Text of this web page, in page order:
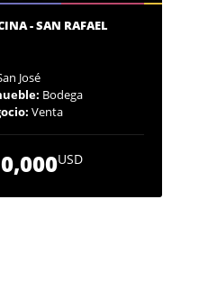
- SAN RAFAEL
José
Bodega
Venta
USD